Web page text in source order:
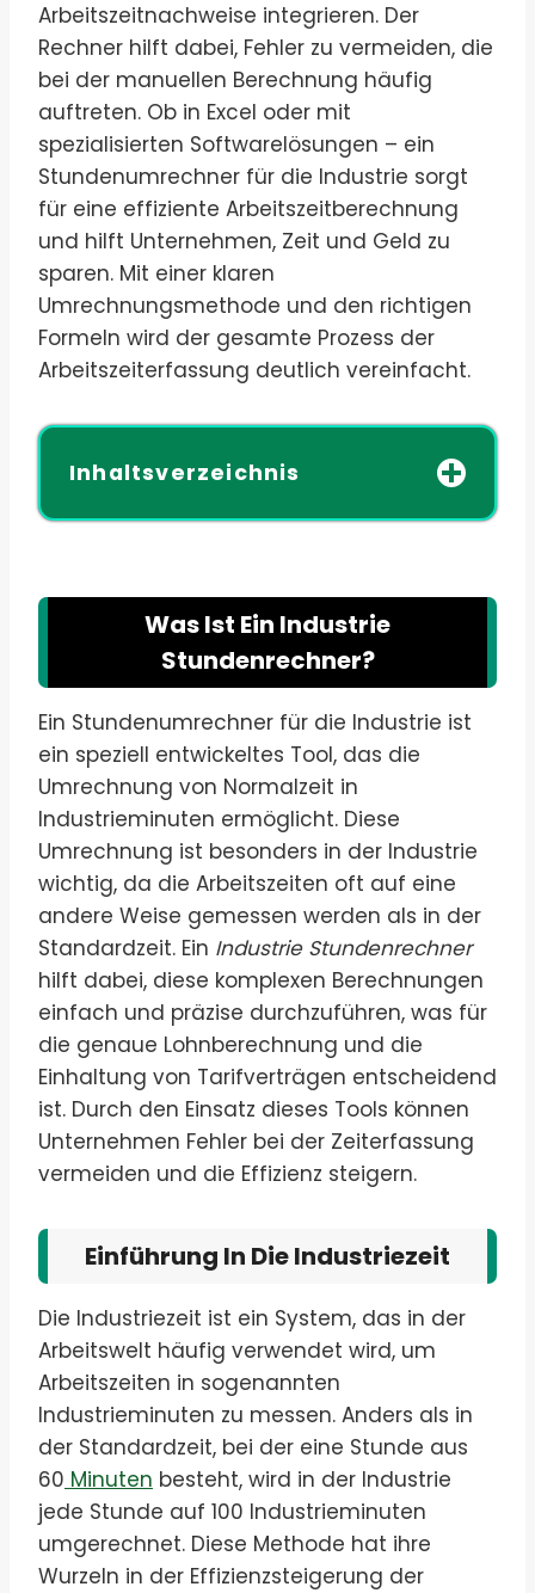
Arbeitszeitnachweise integrieren. Der
Rechner hilft dabei, Fehler zu vermeiden, die
bei der manuellen Berechnung häufig
auftreten. Ob in Excel oder mit
spezialisierten Softwarelösungen – ein
Stundenumrechner für die Industrie sorgt
für eine effiziente Arbeitszeitberechnung
und hilft Unternehmen, Zeit und Geld zu
sparen. Mit einer klaren
Umrechnungsmethode und den richtigen
Formeln wird der gesamte Prozess der
Arbeitszeiterfassung deutlich vereinfacht.
Inhaltsverzeichnis
Was Ist Ein Industrie
Stundenrechner?
Ein Stundenumrechner für die Industrie ist
ein speziell entwickeltes Tool, das die
Umrechnung von Normalzeit in
Industrieminuten ermöglicht. Diese
Umrechnung ist besonders in der Industrie
wichtig, da die Arbeitszeiten oft auf eine
andere Weise gemessen werden als in der
Standardzeit. Ein Industrie Stundenrechner
hilft dabei, diese komplexen Berechnungen
einfach und präzise durchzuführen, was für
die genaue Lohnberechnung und die
Einhaltung von Tarifverträgen entscheidend
ist. Durch den Einsatz dieses Tools können
Unternehmen Fehler bei der Zeiterfassung
vermeiden und die Effizienz steigern.
Einführung In Die Industriezeit
Die Industriezeit ist ein System, das in der
Arbeitswelt häufig verwendet wird, um
Arbeitszeiten in sogenannten
Industrieminuten zu messen. Anders als in
der Standardzeit, bei der eine Stunde aus
60 Minuten besteht, wird in der Industrie
jede Stunde auf 100 Industrieminuten
umgerechnet. Diese Methode hat ihre
Wurzeln in der Effizienzsteigerung der